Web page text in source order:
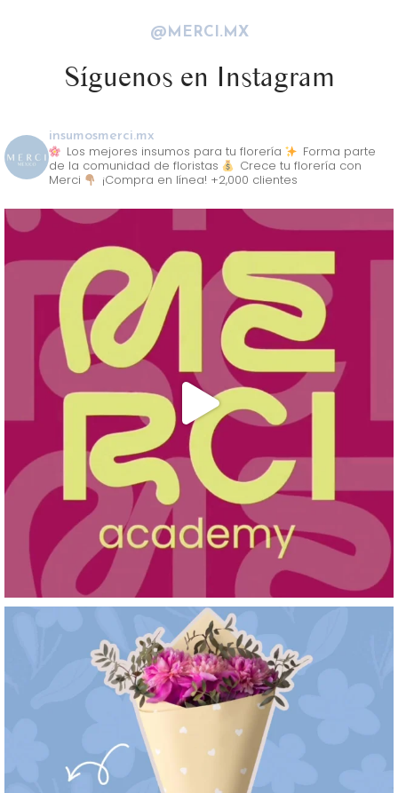
@MERCI.MX
Síguenos en Instagram
insumosmerci.mx
Los mejores insumos para tu florería
Forma parte
de la comunidad de floristas
Crece tu florería con
Merci
¡Compra en línea! +2,000 clientes